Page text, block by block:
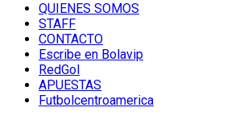
QUIENES SOMOS
STAFF
CONTACTO
Escribe en Bolavip
RedGol
APUESTAS
Futbolcentroamerica